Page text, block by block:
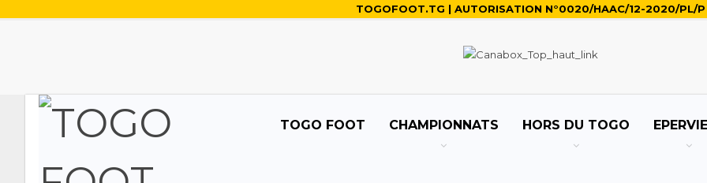
TOGOFOOT.TG | AUTORISATION N°0020/HAAC/12-2020/PL/P
TOGO FOOT CHAMPIONNATS HORS DU TOGO